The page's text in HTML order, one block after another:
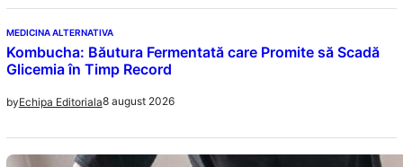
MEDICINA ALTERNATIVA
Kombucha: Băutura Fermentată care Promite să Scadă
Glicemia în Timp Record
byEchipa Editoriala8 august 2026